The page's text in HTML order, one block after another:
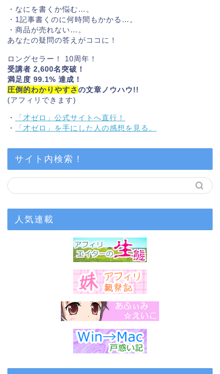
・なにを書くか悩む…。
・1記事書くのに何時間もかかる…。
・商品が売れない…。
あなたの疑問の答えがココに！
ロングセラー！ 10周年！
受講者 2,600名突破！
満足度 99.1% 達成！
圧倒的わかりやすさの文章ノウハウ!!
(アフィリできます)
・
「才ゼロ」公式サイトへ直行！
・
「才ゼロ」を手にした人の感想を見る。
サイト内検索！
人気連載